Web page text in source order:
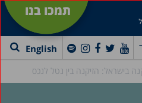
תמכו בנו
English
בישראל: הזיקנה בין נטל לנכס